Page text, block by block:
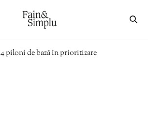
4 piloni de bază în prioritizare